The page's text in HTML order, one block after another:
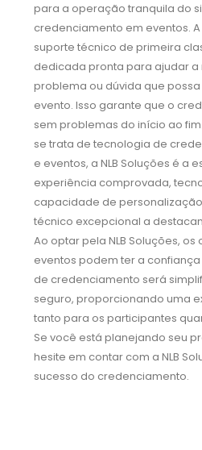
para a operação tranquila do
credenciamento em eventos. A
suporte técnico de primeira
dedicada pronta para ajudar
problema ou dúvida que
evento. Isso garante que o
sem problemas do início ao fim.
se trata de tecnologia de
e eventos, a NLB Soluções é a
experiência comprovada,
capacidade de
técnico excepcional a
Ao optar pela NLB Soluções,
eventos podem ter a
de credenciamento será
seguro, proporcionando uma
tanto para os participantes
Se você está planejando seu
hesite em contar com a NLB
sucesso do credenciamento.